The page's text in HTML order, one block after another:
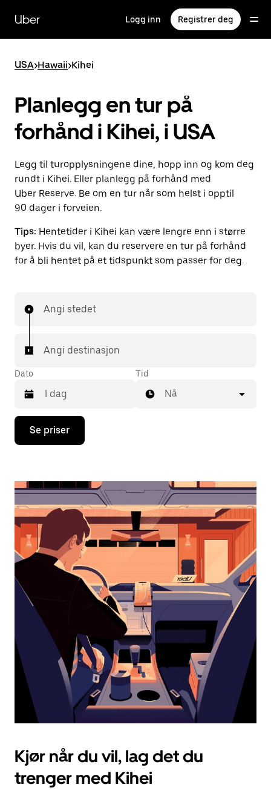
hovedinnholdet
Uber Logg inn Registrer deg
USA>Hawaii>Kihei
Planlegg en tur på
forhånd i Kihei, i USA
Legg til turopplysningene dine, hopp inn og kom deg
rundt i Kihei. Eller planlegg på forhånd med
Uber Reserve. Be om en tur når som helst i opptil
90 dager i forveien.
Tips: Hentetider i Kihei kan være lengre enn i større
byer. Hvis du vil, kan du reservere en tur på forhånd
for å bli hentet på et tidspunkt som passer for deg.
Angi stedet
Angi destinasjon
Dato
Trykk
piltast
åpne
og
velge
dato.
Trykk
på
Esc-
knappen
kalenderen.
Tid
Nå
Se priser
Kjør når du vil, lag det du
trenger med Kihei